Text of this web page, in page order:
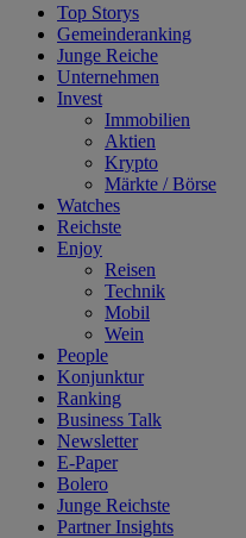
Top Storys
Gemeinderanking
Junge Reiche
Unternehmen
Invest
Immobilien
Aktien
Krypto
Märkte / Börse
Watches
Reichste
Enjoy
Reisen
Technik
Mobil
Wein
People
Konjunktur
Ranking
Business Talk
Newsletter
E-Paper
Bolero
Junge Reichste
Partner Insights